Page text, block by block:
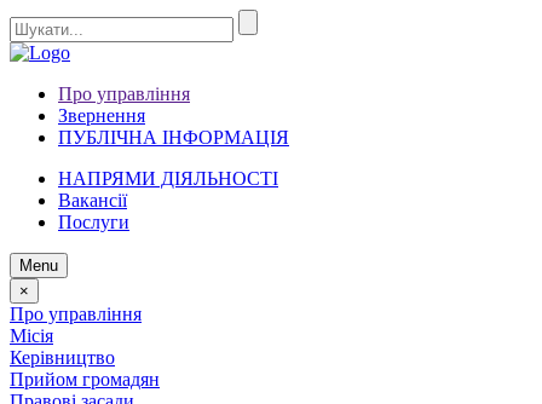
Про управління
Звернення
ПУБЛІЧНА ІНФОРМАЦІЯ
НАПРЯМИ ДІЯЛЬНОСТІ
Вакансії
Послуги
Menu
×
Про управління
Місія
Керівництво
Прийом громадян